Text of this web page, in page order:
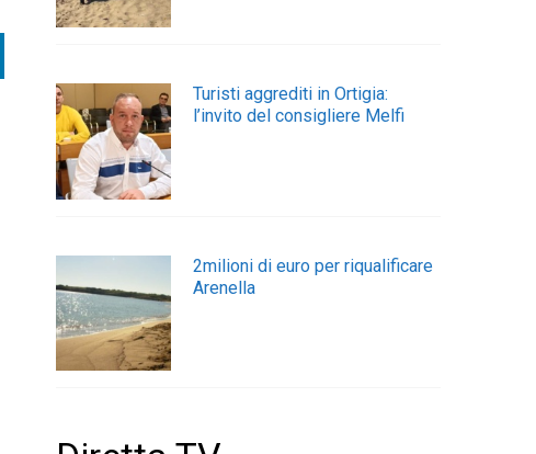
Turisti aggrediti in Ortigia:
l’invito del consigliere Melfi
2milioni di euro per riqualificare
Arenella